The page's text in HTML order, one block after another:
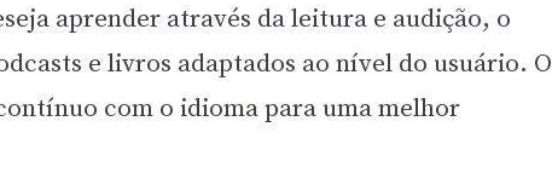
aprender através da leitura e audição, o
e livros adaptados ao nível do usuário. O
com o idioma para uma melhor